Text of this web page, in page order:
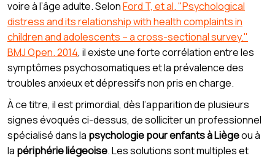
voire à l’âge adulte. SelonFord T, et al. "Psychological
distress and its relationship with health complaints in
children and adolescents – a cross-sectional survey."
BMJ Open. 2014, il existe une forte corrélation entre les
symptômes psychosomatiques et la prévalence des
troubles anxieux et dépressifs non pris en charge.
À ce titre, il est primordial, dès l’apparition de plusieurs
signes évoqués ci-dessus, de solliciter un professionnel
spécialisé dans la psychologie pour enfants à Liègeou à
la périphérie liégeoise. Les solutions sont multiples et